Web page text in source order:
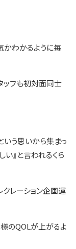
かわかるように毎
ッフも初対面同士
いう思いから集まっ
い』と言われるくら
レーション企画運
のQOLが上がるよ